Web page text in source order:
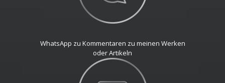
WhatsApp zu Kommentaren zu meinen Werken
oder Artikeln